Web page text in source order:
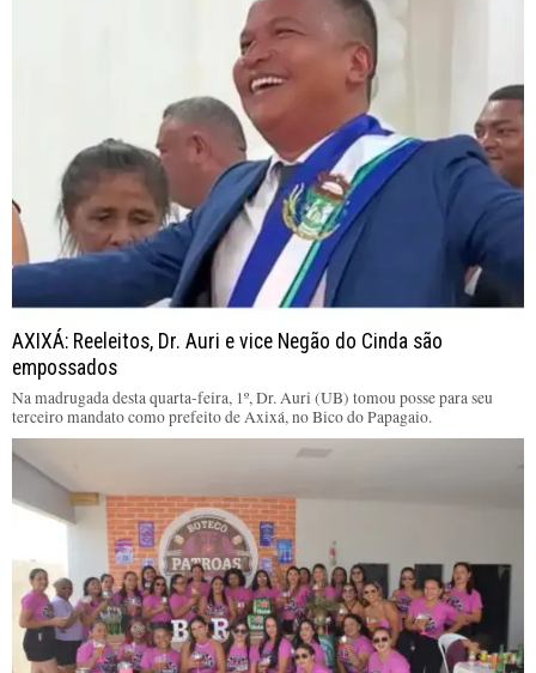
AXIXÁ: Reeleitos, Dr. Auri e vice Negão do Cinda são
empossados
Na madrugada desta quarta-feira, 1º, Dr. Auri (UB) tomou posse para seu
terceiro mandato como prefeito de Axixá, no Bico do Papagaio.